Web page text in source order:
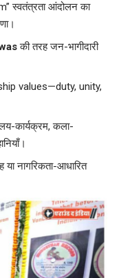
स्वतंत्रता आंदोलन का
की तरह जन-भागीदारी
values—duty, unity,
कार्यक्रम, कला-
या नागरिकता-आधारित